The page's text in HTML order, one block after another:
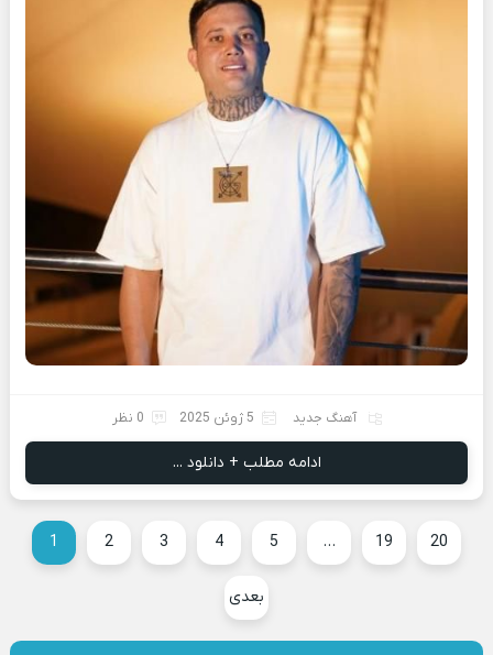
آهنگ جدید 5 ژوئن 2025 0 نظر
ادامه مطلب + دانلود ...
1 2 3 4 5 … 19 20
بعدی